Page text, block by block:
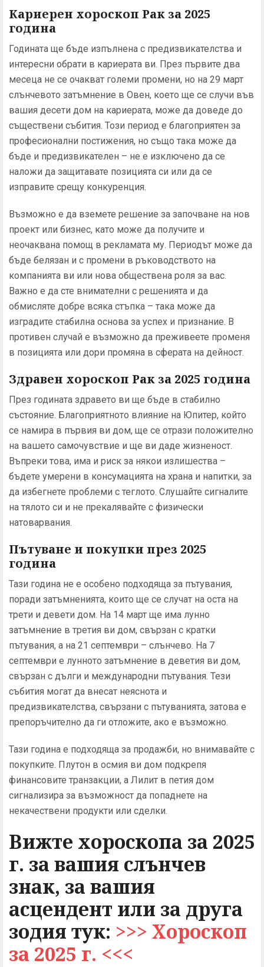
Кариерен хороскоп Рак за 2025
година
Годината ще бъде изпълнена с предизвикателства и
интересни обрати в кариерата ви. През първите два
месеца не се очакват големи промени, но на 29 март
слънчевото затъмнение в Овен, което ще се случи във
вашия десети дом на кариерата, може да доведе до
съществени събития. Този период е благоприятен за
професионални постижения, но също така може да
бъде и предизвикателен – не е изключено да се
наложи да защитавате позицията си или да се
изправите срещу конкуренция.
Възможно е да вземете решение за започване на нов
проект или бизнес, като може да получите и
неочаквана помощ в рекламата му. Периодът може да
бъде белязан и с промени в ръководството на
компанията ви или нова обществена роля за вас.
Важно е да сте внимателни с решенията и да
обмисляте добре всяка стъпка – така може да
изградите стабилна основа за успех и признание. В
противен случай е възможно да преживеете променя
в позицията или дори промяна в сферата на дейност.
Здравен хороскоп Рак за 2025 година
През годината здравето ви ще бъде в стабилно
състояние. Благоприятното влияние на Юпитер, който
се намира в първия ви дом, ще се отрази положително
на вашето самочувствие и ще ви даде жизненост.
Въпреки това, има и риск за някои излишества –
бъдете умерени в консумацията на храна и напитки, за
да избегнете проблеми с теглото. Слушайте сигналите
на тялото си и не прекалявайте с физически
натоварвания.
Пътуване и покупки през 2025
година
Тази година не е особено подходяща за пътувания,
поради затъмненията, които ще се случат на оста на
трети и девети дом. На 14 март ще има лунно
затъмнение в третия ви дом, свързан с кратки
пътувания, а на 21 септември – слънчево. На 7
септември е лунното затъмнение в деветия ви дом,
свързан с дълги и международни пътувания. Тези
събития могат да внесат неяснота и
предизвикателства, свързани с пътуванията, затова е
препоръчително да ги отложите, ако е възможно.
Тази година е подходяща за продажби, но внимавайте с
покупките. Плутон в осмия ви дом подкрепя
финансовите транзакции, а Лилит в петия дом
сигнализира за възможност да попаднете на
некачествени продукти или сделки.
Вижте хороскопа за 2025
г. за вашия слънчев
знак, за вашия
асцендент или за друга
зодия тук: >>> Хороскоп
за 2025 г. <<<